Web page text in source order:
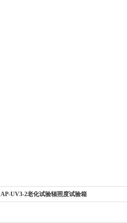
AP-UV3-2老化试验辐照度试验箱